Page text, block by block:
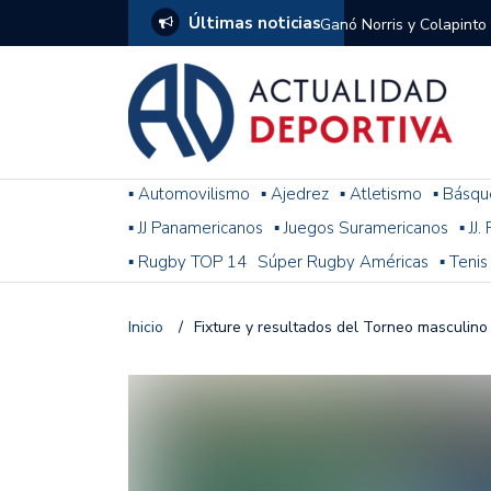
Últimas noticiasGanó Norris y
1
El penal de Barracas
Monumental
Se jugó una nueva
Arrancó el Torneo
Franco Colapinto giró
▪ Automovilismo ▪ Ajedrez ▪ Atletismo ▪
▪ JJ Panamericanos ▪ Juegos Suramericanos ▪
▪ Rugby TOP 14 Súper Rugby Américas ▪ Tenis
Inicio / Fixture y resultados del Torneo